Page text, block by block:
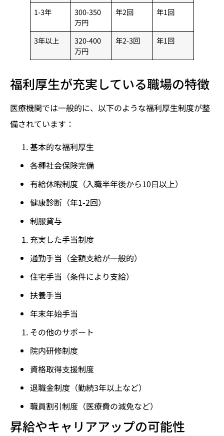
1-3年
300-350
万円
年2回 年1回
3年以上
320-400
万円
年2-3回 年1回
福利厚生が充実している職場の特徴
医療機関では一般的に、以下のような福利厚生制度が整
備されています：
基本的な福利厚生
各種社会保険完備
有給休暇制度（入職半年後から10日以上）
健康診断（年1-2回）
制服貸与
充実した手当制度
通勤手当（全額支給が一般的）
住宅手当（条件により支給）
扶養手当
年末年始手当
その他のサポート
院内研修制度
資格取得支援制度
退職金制度（勤続3年以上など）
職員割引制度（医療費の減免など）
昇給やキャリアアップの可能性